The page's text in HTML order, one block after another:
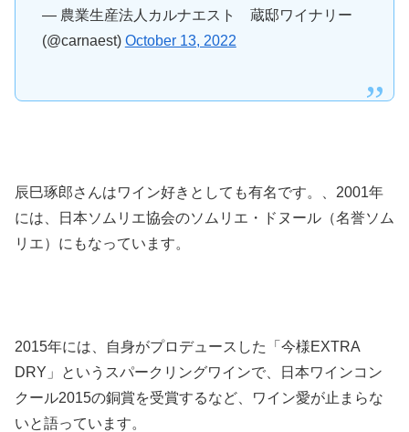
— 農業生産法人カルナエスト 蔵邸ワイナリー
(@carnaest) October 13, 2022
辰巳琢郎さんはワイン好きとしても有名です。、2001年
には、日本ソムリエ協会のソムリエ・ドヌール（名誉ソム
リエ）にもなっています。
2015年には、自身がプロデュースした「今様EXTRA
DRY」というスパークリングワインで、日本ワインコン
クール2015の銅賞を受賞するなど、ワイン愛が止まらな
いと語っています。